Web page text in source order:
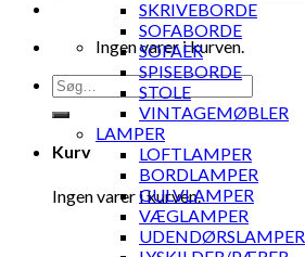
Ingen varer i kurven.
Søg
efter:
Kurv
Ingen varer i kurven.
SKRIVEBORDE
SOFABORDE
SOFAER
SPISEBORDE
STOLE
VINTAGEMØBLER
LAMPER
LOFTLAMPER
BORDLAMPER
GULVLAMPER
VÆGLAMPER
UDENDØRSLAMPER